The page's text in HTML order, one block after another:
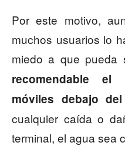
Por este motivo,
muchos usuarios lo
miedo a que pueda
recomendable
móviles debajo
cualquier caída o
terminal, el agua sea